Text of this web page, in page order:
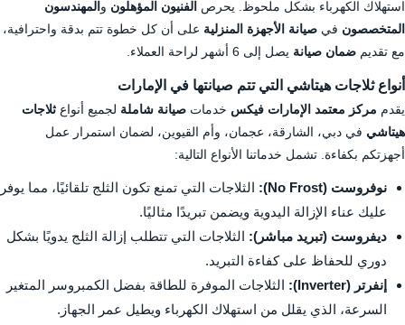
استهلاك الكهرباء بشكل ملحوظ. يحرص الفنيون المؤهلون و المهندسون
المتخصصون في صيانة الأجهزة المنزلية على أن كل خطوة تتم بدقة واحترافية،
مع تقديم ضمان صيانة يصل إلى 6 أشهر لراحة العملاء.
أنواع ثلاجات هيتاشي التي تتم صيانتها في الإمارات
يقدم مركز معتمد الإمارات فيكس خدمات صيانة شاملة لجميع أنواع ثلاجات
هيتاشي في دبي، الشارقة، عجمان، وأم القيوين، لضمان استمرار عمل
أجهزتكم بكفاءة. تشمل خدماتنا الأنواع التالية:
نوفروست (No Frost):
الثلاجات التي تمنع تكون الثلج تلقائيًا، مما يوفر
عليك عناء الإزالة اليدوية ويضمن تبريدًا مثاليًا.
ديفروست (تبريد مباشر): الثلاجات التي تتطلب إزالة الثلج يدويًا بشكل
دوري للحفاظ على كفاءة التبريد.
إنفرتر (Inverter):
الثلاجات الموفرة للطاقة بفضل الكمبروسر المتغير
السرعة، الذي يقلل من استهلاك الكهرباء ويطيل عمر الجهاز.